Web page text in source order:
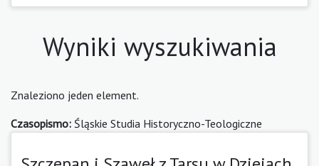
Wyniki wyszukiwania
Znaleziono jeden element.
Czasopismo: Śląskie Studia Historyczno-Teologiczne